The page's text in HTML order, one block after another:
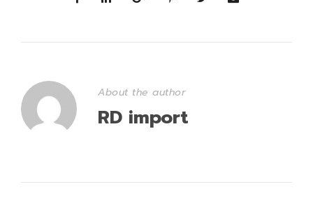
About the author
RD import